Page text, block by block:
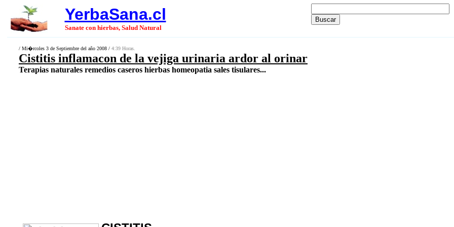
YerbaSana.cl
Sanate con hierbas, Salud Natural
/ Mi�rcoles 3 de Septiembre del año 2008 / 4:39 Horas.
Cistitis inflamacon de la vejiga urinaria ardor al orinar
Terapias naturales remedios caseros hierbas homeopatia sales tisulares...